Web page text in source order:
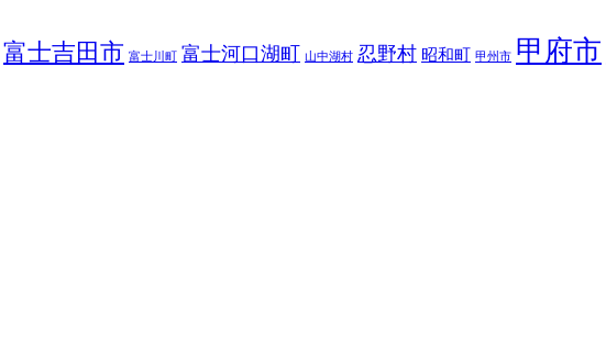
富士吉田市 富士川町 富士河口湖町 山中湖村 忍野村 昭和町 甲州市 甲府市